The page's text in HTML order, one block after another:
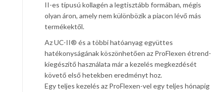
II-es típusú kollagén a legtisztább formában, mégis
olyan áron, amely nem különbözik a piacon lévő más
termékektől.
Az UC-II® és a többi hatóanyag együttes
hatékonyságának köszönhetően az ProFlexen étrend-
kiegészítő használata már a kezelés megkezdését
követő első hetekben eredményt hoz.
Egy teljes kezelés az ProFlexen-vel egy teljes hónapig